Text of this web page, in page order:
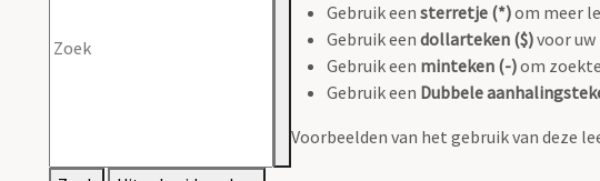
Gebruik een sterretje (*)om meer
Gebruik een dollarteken ($)voor
Gebruik een minteken (-)om
Gebruik een Dubbele
Voorbeelden van het gebruik van deze